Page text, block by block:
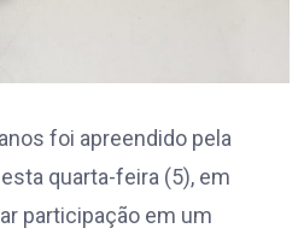
foi apreendido pela
quarta-feira (5), em
participação em um